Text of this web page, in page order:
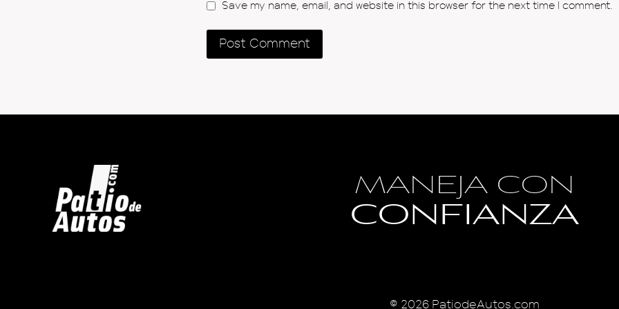
Save my name, email, and website in this browser for the next time I comment.
MANEJA CON
CONFIANZA
© 2026 PatiodeAutos.com